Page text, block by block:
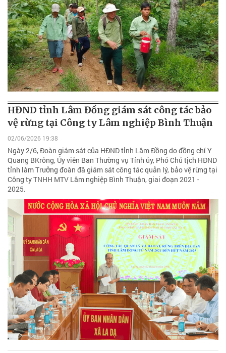
HĐND tỉnh Lâm Đồng giám sát công tác bảo
vệ rừng tại Công ty Lâm nghiệp Bình Thuận
02/06/2026 19:38
Ngày 2/6, Đoàn giám sát của HĐND tỉnh Lâm Đồng do đồng chí Y
Quang BKrông, Ủy viên Ban Thường vụ Tỉnh ủy, Phó Chủ tịch HĐND
tỉnh làm Trưởng đoàn đã giám sát công tác quản lý, bảo vệ rừng tại
Công ty TNHH MTV Lâm nghiệp Bình Thuận, giai đoạn 2021 -
2025.